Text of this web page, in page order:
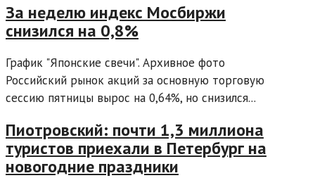
За неделю индекс Мосбиржи
снизился на 0,8%
График "Японские свечи". Архивное фото
Российский рынок акций за основную торговую
сессию пятницы вырос на 0,64%, но снизился...
Пиотровский: почти 1,3 миллиона
туристов приехали в Петербург на
новогодние праздники